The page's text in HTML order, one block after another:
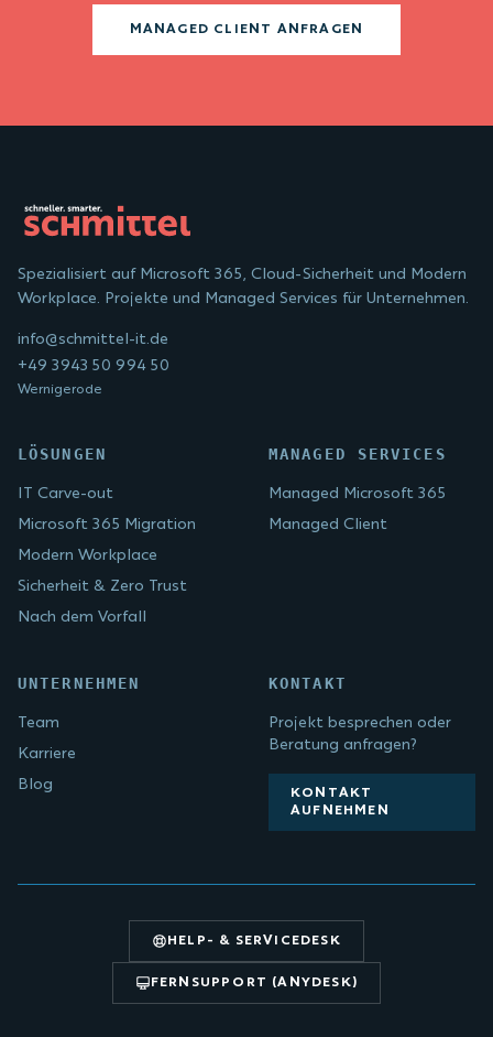
MANAGED CLIENT ANFRAGEN
Spezialisiert auf Microsoft 365, Cloud-Sicherheit und Modern
Workplace. Projekte und Managed Services für Unternehmen.
info@schmittel-it.de
+49 3943 50 994 50
Wernigerode
LÖSUNGEN
IT Carve-out
Microsoft 365 Migration
Modern Workplace
Sicherheit & Zero Trust
Nach dem Vorfall
MANAGED SERVICES
Managed Microsoft 365
Managed Client
UNTERNEHMEN
Team
Karriere
Blog
KONTAKT
Projekt besprechen oder
Beratung anfragen?
KONTAKT
AUFNEHMEN
HELP- & SERVICEDESK
FERNSUPPORT (ANYDESK)